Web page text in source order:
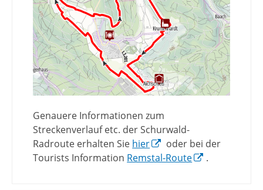
Genauere Informationen zum
Streckenverlauf etc. der Schurwald-
Radroute erhalten Sie hier
oder bei der
Tourists Information Remstal-Route .